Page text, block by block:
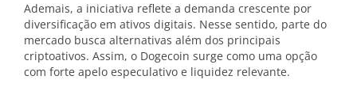
Ademais, a iniciativa reflete a demanda crescente por
diversificação em ativos digitais. Nesse sentido, parte do
mercado busca alternativas além dos principais
criptoativos. Assim, o Dogecoin surge como uma opção
com forte apelo especulativo e liquidez relevante.